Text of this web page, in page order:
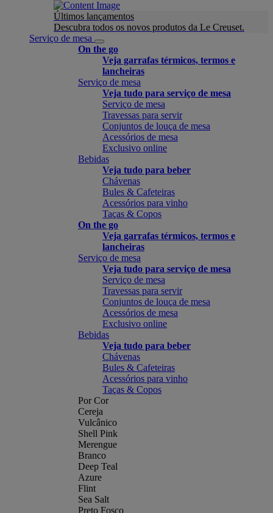
Últimos lançamentos
Descubra todos os novos produtos da Le Creuset.
Serviço de mesa
On the go
Veja garrafas térmicos, termos e
lancheiras
Serviço de mesa
Veja tudo para serviço de mesa
Serviço de mesa
Travessas para servir
Conjuntos de louça de mesa
Acessórios de mesa
Exclusivo online
Bebidas
Veja tudo para beber
Chávenas
Bules & Cafeteiras
Acessórios para vinho
Taças & Copos
On the go
Veja garrafas térmicos, termos e
lancheiras
Serviço de mesa
Veja tudo para serviço de mesa
Serviço de mesa
Travessas para servir
Conjuntos de louça de mesa
Acessórios de mesa
Exclusivo online
Bebidas
Veja tudo para beber
Chávenas
Bules & Cafeteiras
Acessórios para vinho
Taças & Copos
Por Cor
Cereja
Vulcânico
Shell Pink
Merengue
Branco
Deep Teal
Azure
Flint
Sea Salt
Preto Fosco